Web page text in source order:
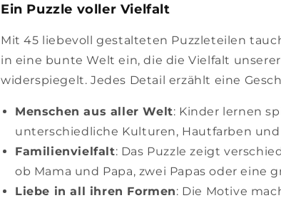
Ein Puzzle voller Vielfalt
Mit 45 liebevoll gestalteten Puzzleteilen
in eine bunte Welt ein, die die Vielfalt
widerspiegelt. Jedes Detail erzählt eine
Menschen aus aller Welt: Kinder lernen
unterschiedliche Kulturen, Hautfarben
Familienvielfalt: Das Puzzle zeigt
ob Mama und Papa, zwei Papas oder eine
Liebe in all ihren Formen: Die Motive